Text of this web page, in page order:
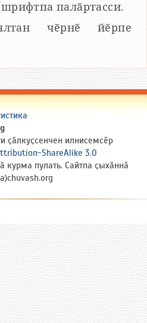
шрифтпа палӑртасси.
чӗрнӗ йӗрпе
ҫӑлкуҫсенчен илнисемсӗр
ShareAlike 3.0
курма пулать. Сайтпа ҫыхӑннӑ